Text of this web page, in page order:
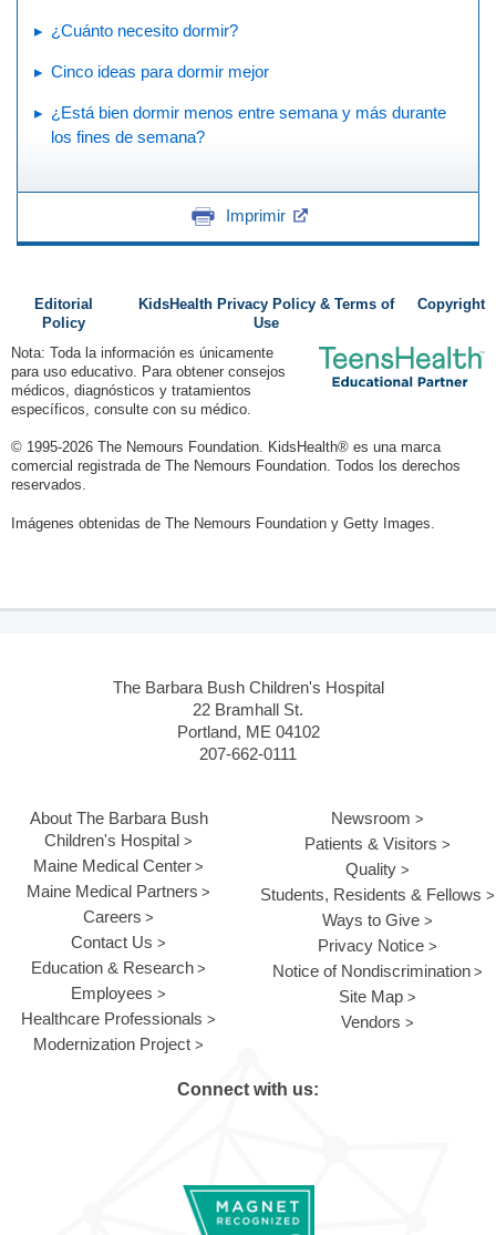
¿Cuánto necesito dormir?
Cinco ideas para dormir mejor
¿Está bien dormir menos entre semana y más durante
los fines de semana?
Imprimir
Editorial
Policy
KidsHealth Privacy Policy & Terms of
Use
Copyright
Nota: Toda la información es únicamente
para uso educativo. Para obtener consejos
médicos, diagnósticos y tratamientos
específicos, consulte con su médico.
© 1995-2026 The Nemours Foundation. KidsHealth® es una marca
comercial registrada de The Nemours Foundation. Todos los derechos
reservados.
Imágenes obtenidas de The Nemours Foundation y Getty Images.
The Barbara Bush Children's Hospital
22 Bramhall St.
Portland, ME 04102
207-662-0111
About The Barbara Bush
Children's Hospital
Maine Medical Center
Maine Medical Partners
Careers
Contact Us
Education & Research
Employees
Healthcare Professionals
Modernization Project
Newsroom
Patients & Visitors
Quality
Students, Residents & Fellows
Ways to Give
Privacy Notice
Notice of Nondiscrimination
Site Map
Vendors
Connect with us: